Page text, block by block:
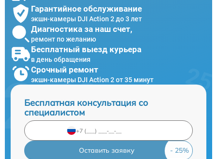
Гарантийное обслуживание
экшн-камеры DJI Action 2 до 3 лет
Диагностика за наш счет,
ремонт по желанию
Бесплатный выезд курьера
в день обращения
Срочный ремонт
экшн-камеры DJI Action 2 от 35 минут
Бесплатная консультация со
специалистом
Оставить заявку